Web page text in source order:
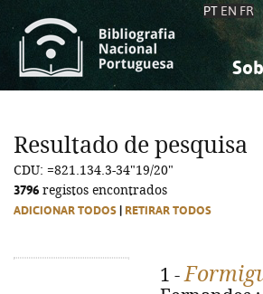
PT EN FR
Resultado de pesquisa
CDU: =821.134.3-34"19/20"
3796 registos encontrados
ADICIONAR TODOS RETIRAR TODOS
1 -